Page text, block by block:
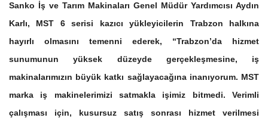
Sanko İş ve Tarım Makinaları Genel Müdür Yardımcısı Aydın
Karlı, MST 6 serisi kazıcı yükleyicilerin Trabzon halkına
hayırlı olmasını temenni ederek, “Trabzon’da hizmet
sunumunun yüksek düzeyde gerçekleşmesine, iş
makinalarımızın büyük katkı sağlayacağına inanıyorum. MST
marka iş makinelerimizi satmakla işimiz bitmedi. Verimli
çalışması için, kusursuz satış sonrası hizmet verilmesi